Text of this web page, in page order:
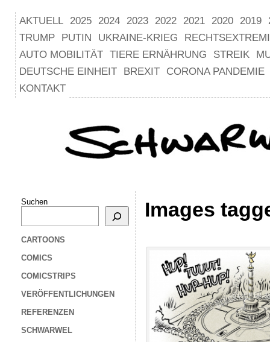
AKTUELL 2025 2024 2023 2022 2021 2020 2019
TRUMP
PUTIN UKRAINE-KRIEG
AUTO MOBILITÄT TIERE ERNÄHRUNG STREIK
DEUTSCHE EINHEIT
BREXIT
CORONA PANDEMIE
KONTAKT
Suchen
CARTOONS
COMICS
COMICSTRIPS
VERÖFFENTLICHUNGEN
REFERENZEN
SCHWARWEL
Images